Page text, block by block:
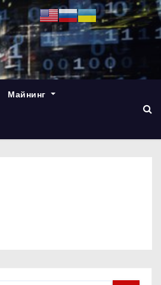
Майнинг